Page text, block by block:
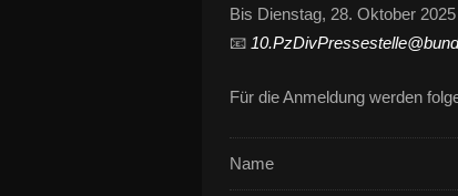
Bis Dienstag, 28. Oktober
📧
Für die Anmeldung werden
Name